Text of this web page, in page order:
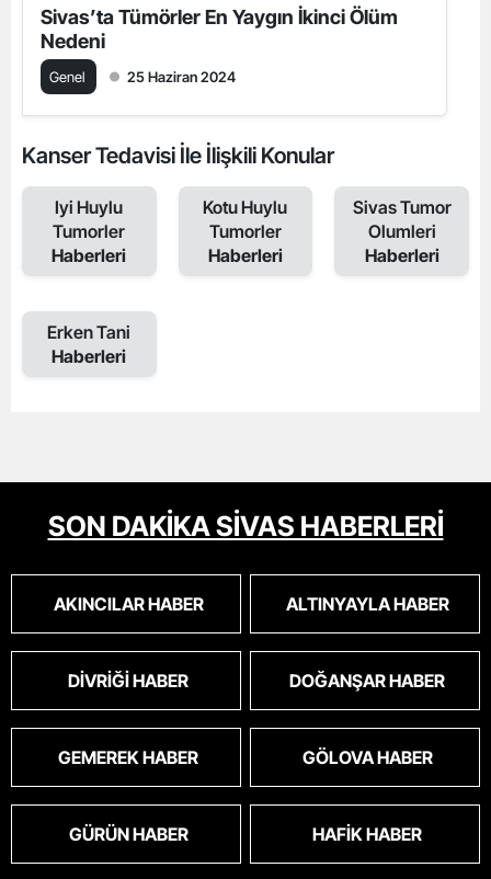
Sivas’ta Tümörler En Yaygın İkinci Ölüm
Nedeni
Genel 25 Haziran 2024
Kanser Tedavisi İle İlişkili Konular
Iyi Huylu
Tumorler
Haberleri
Kotu Huylu
Tumorler
Haberleri
Sivas Tumor
Olumleri
Haberleri
Erken Tani
Haberleri
SON DAKİKA SİVAS HABERLERİ
AKINCILAR HABER ALTINYAYLA HABER
DIVRIĞI HABER DOĞANŞAR HABER
GEMEREK HABER GÖLOVA HABER
GÜRÜN HABER HAFIK HABER